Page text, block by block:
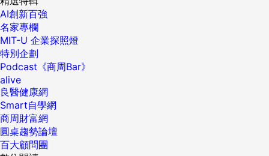
AI創新百強
名家專欄
MIT-U 企業探照燈
特別企劃
Podcast《商周Bar》
alive
良醫健康網
Smart自學網
商周財富網
圓桌趨勢論壇
百大顧問團